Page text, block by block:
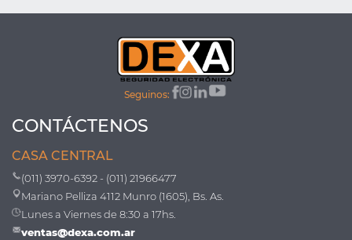
Seguinos:
CONTÁCTENOS
CASA CENTRAL
(011) 3970-6392 - (011) 21966477
Mariano Pelliza 4112 Munro (1605), Bs. As.
Lunes a Viernes de 8:30 a 17hs.
ventas@dexa.com.ar